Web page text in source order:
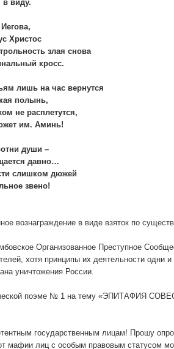
виду.
Христос
злая снова
кросс.
лишь на час вернутся
полынь,
не расплетутся,
им. Аминь!
души –
давно…
слишком дюжей
звено!
вознаграждение в виде взяток по
Организованное Преступное
хотя принципы их деятельности одни
уничтожения России.
поэме № 1 на тему «ЭПИТАФИЯ
государственным лицам! Прошу
мафии лиц с особым правовым статусом